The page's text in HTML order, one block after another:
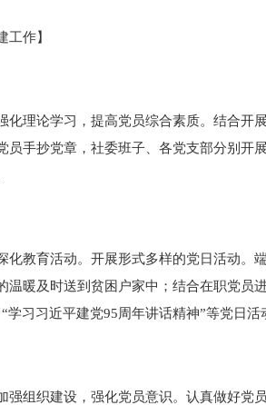
作】
理论学习，提高党员综合素质。结合开展
员手抄党章，社委班子、各党支部分别开
教育活动。开展形式多样的党日活动。端
温暖及时送到贫困户家中；结合在职党员
学习习近平建党95周年讲话精神”等党日
组织建设，强化党员意识。认真做好党员